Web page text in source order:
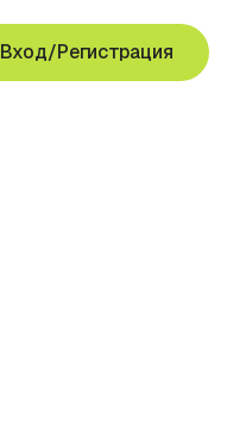
Вход/Регистрация